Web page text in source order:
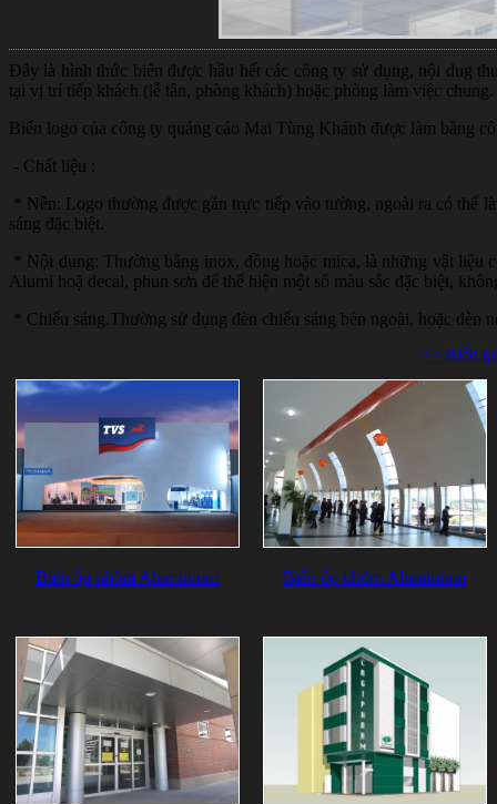
Đây là hình thức biển được hầu hết các công ty sử dụng, nội dug
tại vị trí tiếp khách (lễ tân, phòng khách) hoặc phòng làm việc chung.
Biển logo của công ty quảng cáo Mai Tùng Khánh được làm bằng
- Chất liệu :
* Nền: Logo thường được gắn trực tiếp vào tường, ngoài ra có thể
sáng đặc biệt.
* Nội dung: Thường bằng inox, đồng hoặc mica, là những vật liệu
Alumi hoặ decal, phun sơn để thể hiện một số màu sắc đặc biệt,
* Chiếu sáng.Thường sử dụng đèn chiếu sáng bên ngoài, hoặc đèn
<< Biển
Biển ốp nhôm Aluminium Biển ốp nhôm Aluminium